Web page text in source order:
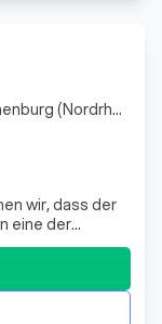
wir, dass der
eine der
bieten Ihnen
respektvoll
Arbeitsbereich Kranenburg (Nordrhein-Westfalen)